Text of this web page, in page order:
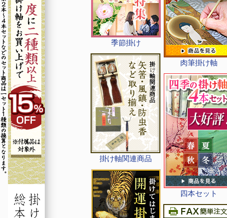
季節掛け
掛け軸関連商品
肉筆掛け軸
四本セット